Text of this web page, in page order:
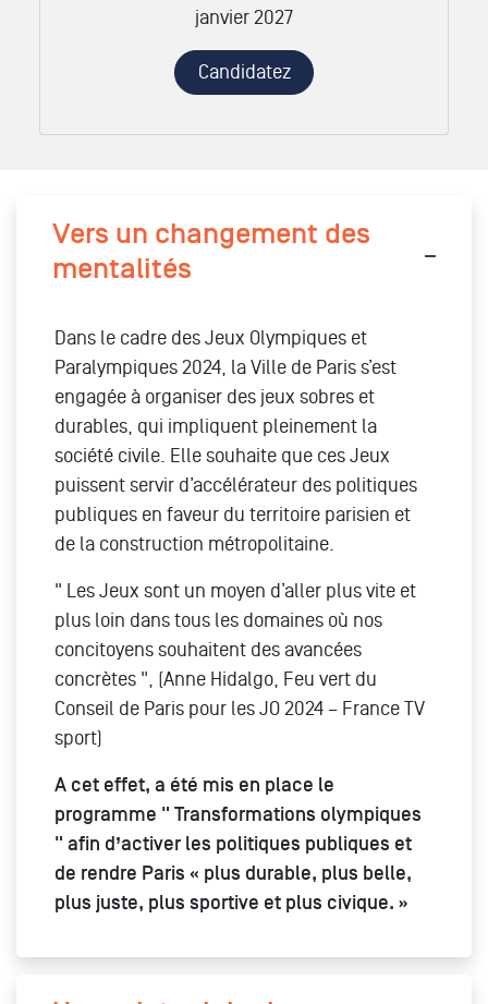
janvier 2027
Candidatez
Vers un changement des
mentalités
Dans le cadre des Jeux Olympiques et
Paralympiques 2024, la Ville de Paris s’est
engagée à organiser des jeux sobres et
durables, qui impliquent pleinement la
société civile. Elle souhaite que ces Jeux
puissent servir d’accélérateur des politiques
publiques en faveur du territoire parisien et
de la construction métropolitaine.
" Les Jeux sont un moyen d’aller plus vite et
plus loin dans tous les domaines où nos
concitoyens souhaitent des avancées
concrètes ", (Anne Hidalgo, Feu vert du
Conseil de Paris pour les JO 2024 – France TV
sport)
A cet effet, a été mis en place le
programme " Transformations olympiques
" afin d’activer les politiques publiques et
de rendre Paris « plus durable, plus belle,
plus juste, plus sportive et plus civique. »